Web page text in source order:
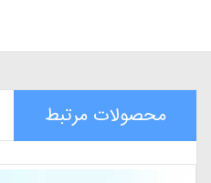
محصولات مرتبط